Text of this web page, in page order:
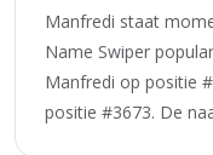
Manfredi staat
Name Swiper
Manfredi op positie
positie #3673. De